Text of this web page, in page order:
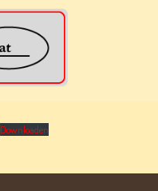
Downloaden